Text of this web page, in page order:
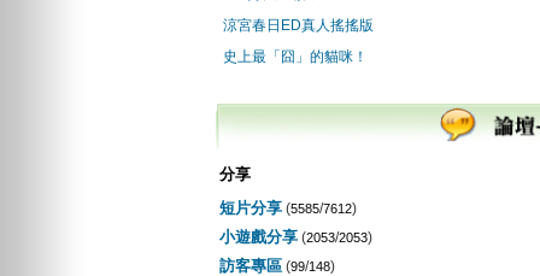
涼宮春日ED真人搖搖版
史上最「囧」的貓咪！
分享
短片分享 (5585/7612)
小遊戲分享 (2053/2053)
訪客專區 (99/148)